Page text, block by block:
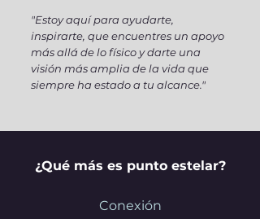
"Estoy aquí para ayudarte,
inspirarte, que encuentres un apoyo
más allá de lo físico y darte una
visión más amplia de la vida que
siempre ha estado a tu alcance."
¿Qué más es punto estelar?
Conexión